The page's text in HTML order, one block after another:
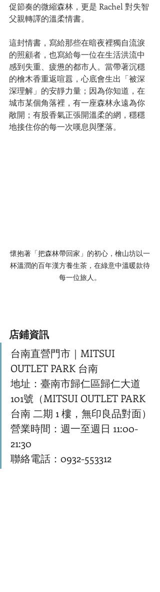
促節奏的微縮森林，更是 Rachel 對失智
父親轉譯的溫柔情書。
這封情書，寫給那些在暗夜裡獨自流淚
的照顧者，也寫給每一位在生活洪流中
感到失重、疲憊的都市人。當帶著沉穩
的檜木香重返喧囂，心底會生出「被深
深理解」的安靜力量；因為你知道，在
城市某個角落裡，有一座森林永遠為你
敞開；有股香氣正張開溫柔的網，穩穩
地接住你的每一次嘆息與墜落。
懷抱著「把森林帶回家」的初心，檜山坊以一
杯溫潤的百年漢方養生茶，在綠意中溫暖款待
每一位旅人。
店鋪資訊
台南直營門市｜MITSUI
OUTLET PARK 台南
地址：臺南市歸仁區歸仁大道
101號（MITSUI OUTLET PARK
台南 二期 1 樓，無印良品對面）
營業時間：週一至週日 11:00-
21:30
聯絡電話：0932-553312